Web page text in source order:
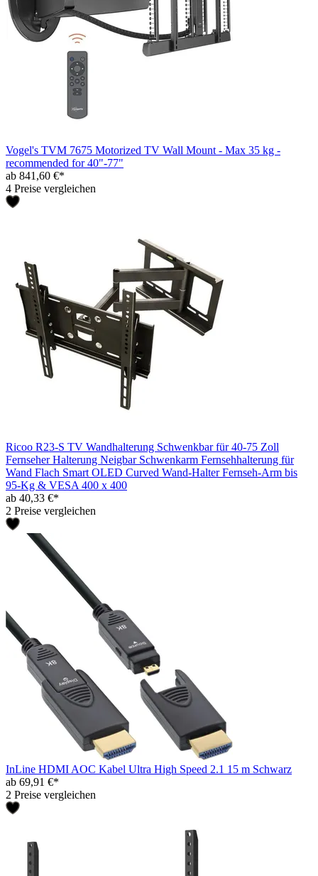
Vogel's TVM 7675 Motorized TV Wall Mount - Max 35 kg -
recommended for 40"-77"
ab 841,60 €*
4 Preise vergleichen
Ricoo R23-S TV Wandhalterung Schwenkbar für 40-75 Zoll
Fernseher Halterung Neigbar Schwenkarm Fernsehhalterung für
Wand Flach Smart OLED Curved Wand-Halter Fernseh-Arm bis
95-Kg & VESA 400 x 400
ab 40,33 €*
2 Preise vergleichen
InLine HDMI AOC Kabel Ultra High Speed 2.1 15 m Schwarz
ab 69,91 €*
2 Preise vergleichen